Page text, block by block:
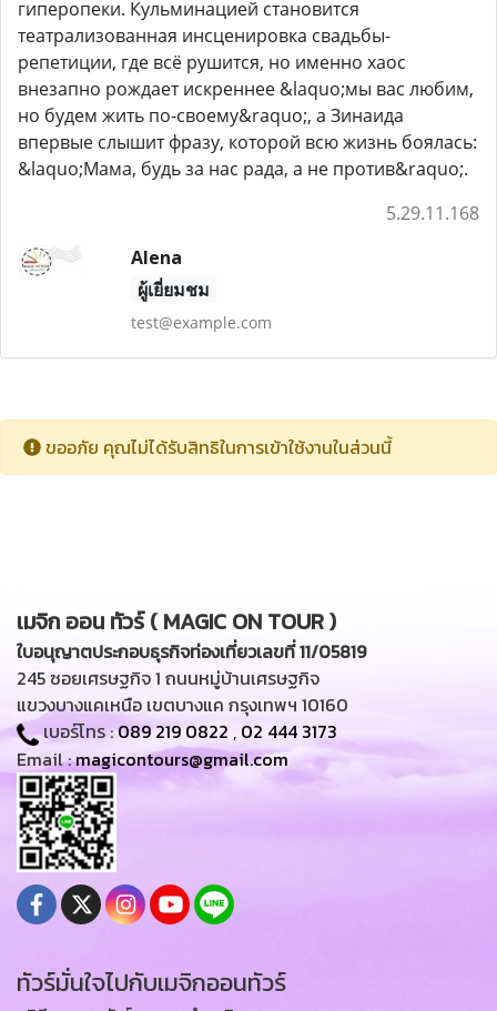
гиперопеки. Кульминацией становится
театрализованная инсценировка свадьбы-
репетиции, где всё рушится, но именно хаос
внезапно рождает искреннее &laquo;мы вас любим,
но будем жить по-своему&raquo;, а Зинаида
впервые слышит фразу, которой всю жизнь боялась:
&laquo;Мама, будь за нас рада, а не против&raquo;.
5.29.11.168
Alena
ผู้เยี่ยมชม
test@example.com
ขออภัย คุณไม่ได้รับสิทธิในการเข้าใช้งานในส่วนนี้
เมจิก ออน ทัวร์ ( MAGIC ON TOUR )
ใบอนุญาตประกอบธุรกิจท่องเที่ยวเลขที่ 11/05819
245 ซอยเศรษฐกิจ 1 ถนนหมู่บ้านเศรษฐกิจ
แขวงบางแคเหนือ เขตบางแค กรุงเทพฯ 10160
เบอร์โทร :089 219 0822 , 02 444 3173
Email :magicontours@gmail.com
ทัวร์มั่นใจไปกับเมจิกออนทัวร์